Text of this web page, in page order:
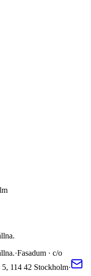
·Fasadum · c/o
5, 114 42 Stockholm·